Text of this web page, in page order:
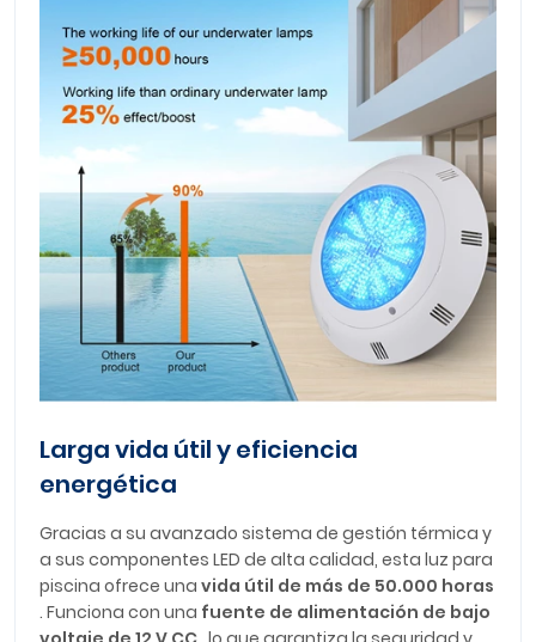
Larga vida útil y eficiencia
energética
Gracias a su avanzado sistema de gestión térmica y
a sus componentes LED de alta calidad, esta luz para
piscina ofrece una vida útil de más de 50.000 horas
. Funciona con una fuente de alimentación de bajo